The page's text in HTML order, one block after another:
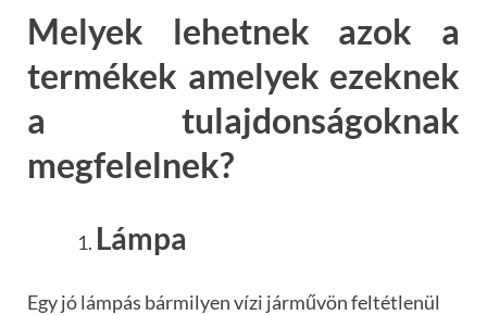
Melyek lehetnek azok a
termékek amelyek ezeknek
a tulajdonságoknak
megfelelnek?
Lámpa
Egy jó lámpás bármilyen vízi járművön feltétlenül